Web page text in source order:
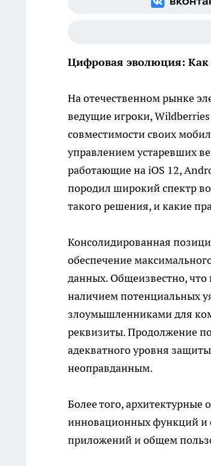
Цифровая эволюция:
На отечественном рынке
ведущие игроки,
совместимости своих
управлением устаревших
работающие на iOS 12,
породил широкий спектр
такого решения, и какие
Консолидированная
обеспечение
данных. Общеизвестно,
наличием потенциальных
злоумышленниками для
реквизиты. Продолжение
адекватного уровня
неоправданным.
Более того,
инновационных функций и
приложений и общем